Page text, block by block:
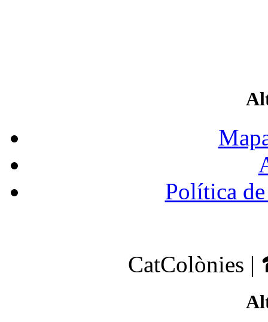
Política
CatColònies